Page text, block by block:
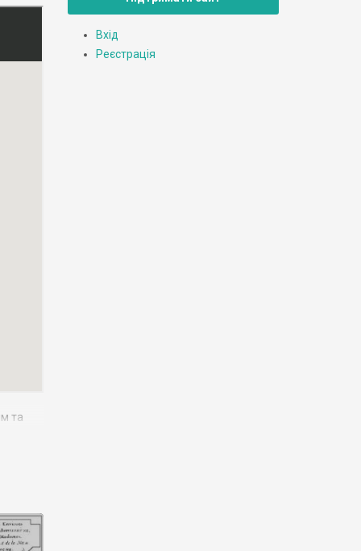
та
Вхід
Реєстрація